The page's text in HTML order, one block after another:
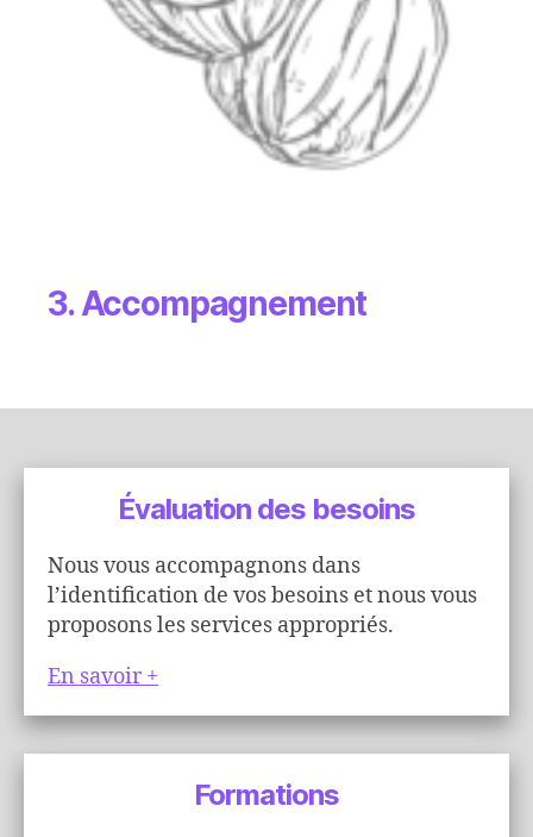
3. Accompagnement
Évaluation des besoins
Nous vous accompagnons dans
l’identification de vos besoins et nous vous
proposons les services appropriés.
En savoir +
Formations